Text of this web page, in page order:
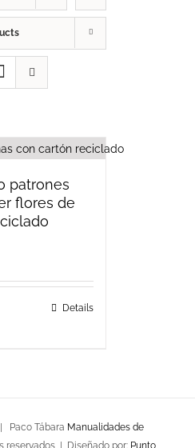
patrones
flores de
Details
Paco Tábara Manualidades de
reservados | Diseñado por: Punto